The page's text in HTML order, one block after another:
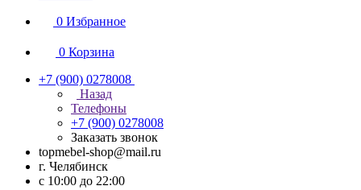
0 Избранное
0 Корзина
+7 (900) 0278008
Назад
Телефоны
+7 (900) 0278008
Заказать звонок
topmebel-shop@mail.ru
г. Челябинск
с 10:00 до 22:00